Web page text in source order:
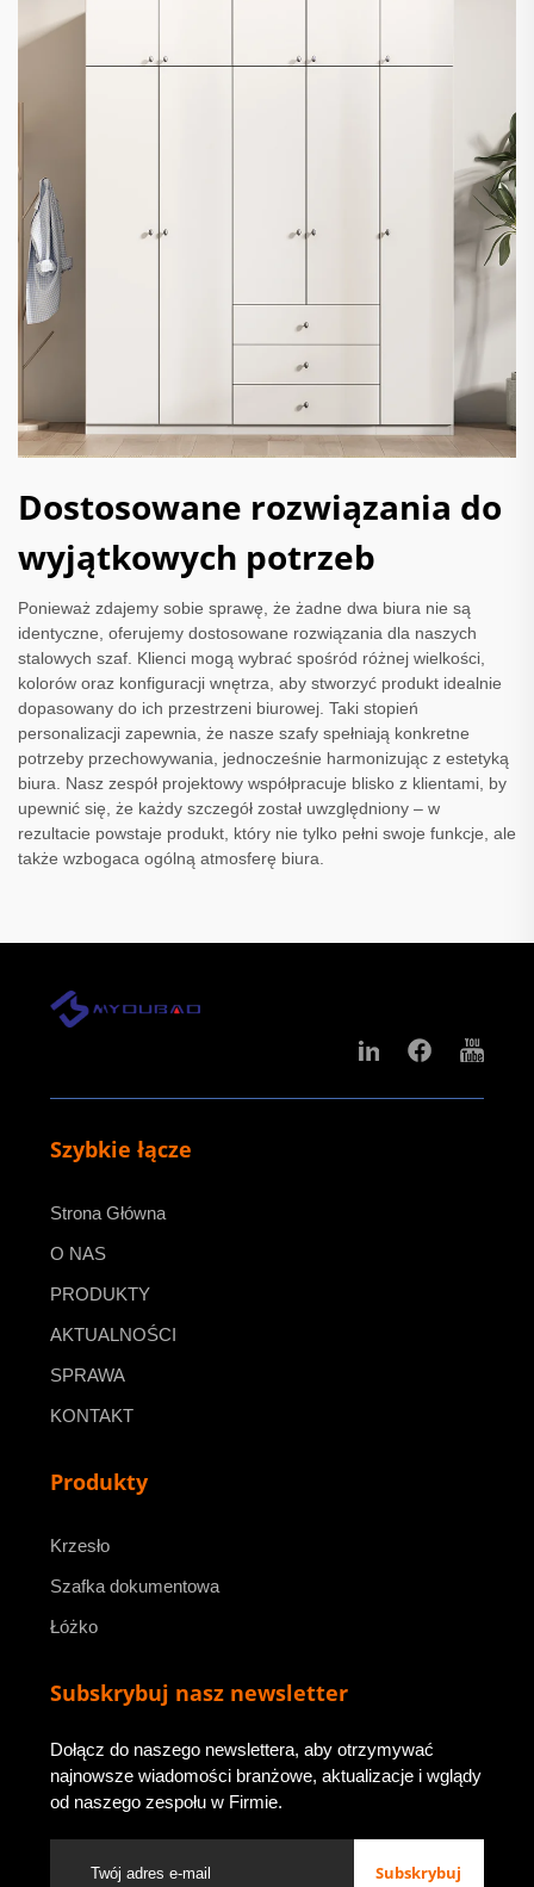
Dostosowane rozwiązania do
wyjątkowych potrzeb
Ponieważ zdajemy sobie sprawę, że żadne dwa biura nie są
identyczne, oferujemy dostosowane rozwiązania dla naszych
stalowych szaf. Klienci mogą wybrać spośród różnej wielkości,
kolorów oraz konfiguracji wnętrza, aby stworzyć produkt idealnie
dopasowany do ich przestrzeni biurowej. Taki stopień
personalizacji zapewnia, że nasze szafy spełniają konkretne
potrzeby przechowywania, jednocześnie harmonizując z estetyką
biura. Nasz zespół projektowy współpracuje blisko z klientami, by
upewnić się, że każdy szczegół został uwzględniony – w
rezultacie powstaje produkt, który nie tylko pełni swoje funkcje, ale
także wzbogaca ogólną atmosferę biura.
Szybkie łącze
Strona Główna
O NAS
PRODUKTY
AKTUALNOŚCI
SPRAWA
KONTAKT
Produkty
Krzesło
Szafka dokumentowa
Łóżko
Subskrybuj nasz newsletter
Dołącz do naszego newslettera, aby otrzymywać
najnowsze wiadomości branżowe, aktualizacje i wglądy
od naszego zespołu w Firmie.
Subskrybuj